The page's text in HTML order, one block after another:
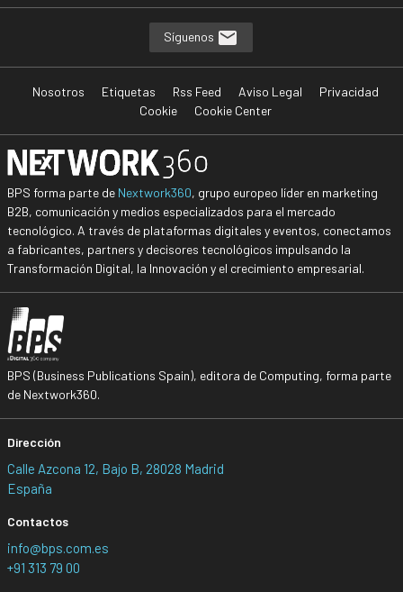
Síguenos
Nosotros Etiquetas Rss Feed Aviso Legal
Privacidad
Cookie
Cookie Center
BPS forma parte de Nextwork360, grupo europeo líder en marketing
B2B, comunicación y medios especializados para el mercado
tecnológico. A través de plataformas digitales y eventos, conectamos
a fabricantes, partners y decisores tecnológicos impulsando la
Transformación Digital, la Innovación y el crecimiento empresarial.
BPS (Business Publications Spain), editora de Computing, forma parte
de Nextwork360.
Dirección
Calle Azcona 12, Bajo B, 28028 Madrid
España
Contactos
info@bps.com.es
+91 313 79 00